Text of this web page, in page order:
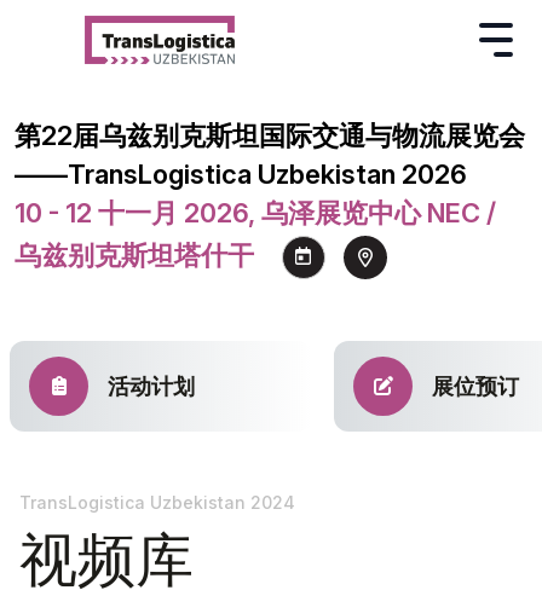
第22届乌兹别克斯坦国际交通与物流展览会
——TransLogistica Uzbekistan 2026
10 - 12 十一月 2026, 乌泽展览中心 NEC /
乌兹别克斯坦塔什干
活动计划 展位预订
TransLogistica Uzbekistan 2024
视频库